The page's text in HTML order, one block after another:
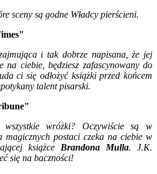
sceny są godne Władcy pierścieni.
i tak dobrze napisana, że jej
na ciebie, będziesz zafascynowany do
ci się odłożyć książki przed końcem
talent pisarski.
wszystkie wróżki? Oczywiście są w
magicznych postaci czeka na ciebie w
książce Brandona Mulla. J.K.
się na baczności!